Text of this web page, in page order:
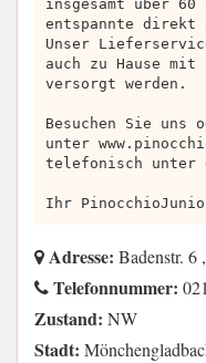
insgesamt über
entspannte direkt
Unser
auch zu Hause
versorgt werden.
Besuchen Sie
unter
telefonisch unter
Ihr
Adresse: Badenstr. 6
Telefonnummer:
Zustand: NW
Stadt: